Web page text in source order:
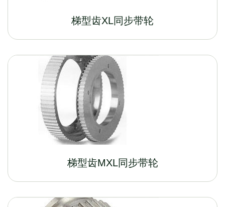
梯型齿XL同步带轮
梯型齿MXL同步带轮